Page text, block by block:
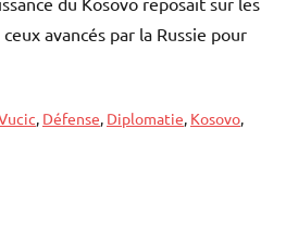
avancés par la Russie pour
, Défense, Diplomatie, Kosovo,